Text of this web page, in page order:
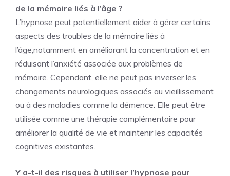
de la mémoire liés à l’âge ?
L’hypnose peut potentiellement aider à gérer certains
aspects des troubles de la mémoire liés à
l’âge,notamment en améliorant la concentration et en
réduisant l’anxiété associée aux problèmes de
mémoire. Cependant, elle ne peut pas inverser les
changements neurologiques associés au vieillissement
ou à des maladies comme la démence. Elle peut être
utilisée comme une thérapie complémentaire pour
améliorer la qualité de vie et maintenir les capacités
cognitives existantes.
Y a-t-il des risques à utiliser l’hypnose pour